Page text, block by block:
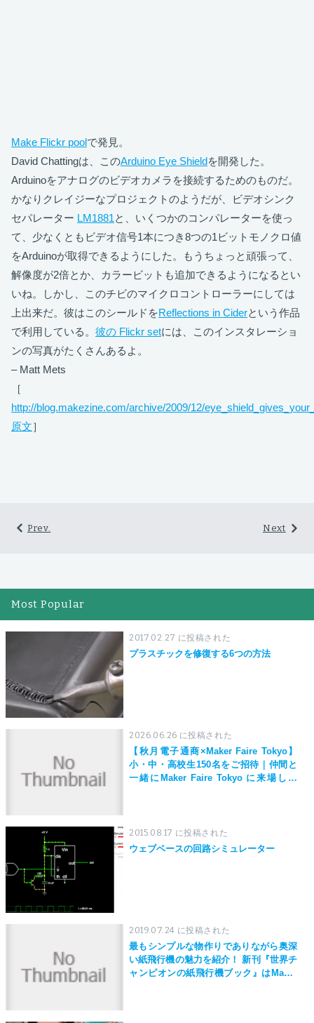
Make Flickr poolで発見。
David Chattingは、このArduino Eye Shieldを開発した。
Arduinoをアナログのビデオカメラを接続するためのものだ。
かなりクレイジーなプロジェクトのようだが、ビデオシンク
セパレーター LM1881と、いくつかのコンパレーターを使っ
て、少なくともビデオ信号1本につき8つの1ビットモノクロ値
をArduinoが取得できるようにした。もうちょっと頑張って、
解像度が2倍とか、カラービットも追加できるようになるとい
いね。しかし、このチビのマイクロコントローラーにしては
上出来だ。彼はこのシールドをReflections in Ciderという作品
で利用している。 彼の Flickr setには、このインスタレーショ
ンの写真がたくさんあるよ。
– Matt Mets
［
http://blog.makezine.com/archive/2009/12/
原文］
Next
Prev.
Most Popular
2017.02.27 に投稿された
プラスチックを修復する6つの方法
2026.06.26 に投稿された
【秋月電子通商×Maker Faire Tokyo】
小・中・高校生150名をご招待｜仲間と
一緒にMaker Faire Tokyo に来場しよ
2015.08.17 に投稿された
ウェブベースの回路シミュレーター
2019.07.24 に投稿された
最もシンプルな物作りでありながら奥深
い紙飛行機の魅力を紹介！ 新刊『世界チ
ャンピオンの紙飛行機ブック』はMaker